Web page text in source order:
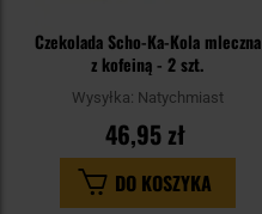
Czekolada Scho-Ka-Kola mleczna
z kofeiną - 2 szt.
Wysyłka: Natychmiast
46,95 zł
DO KOSZYKA